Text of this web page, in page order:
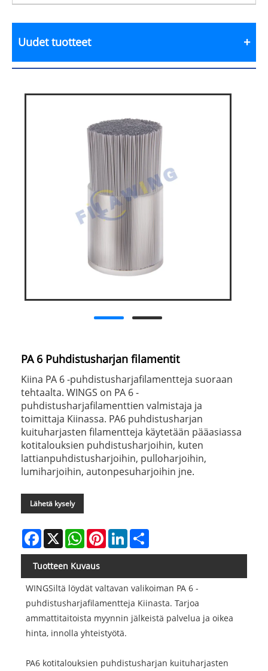
Uudet tuotteet
PA 6 Puhdistusharjan filamentit
Kiina PA 6 -puhdistusharjafilamentteja suoraan
tehtaalta. WINGS on PA 6 -
puhdistusharjafilamenttien valmistaja ja
toimittaja Kiinassa. PA6 puhdistusharjan
kuituharjasten filamentteja käytetään pääasiassa
kotitalouksien puhdistusharjoihin, kuten
lattianpuhdistusharjoihin, pulloharjoihin,
lumiharjoihin, autonpesuharjoihin jne.
Lähetä kysely
Facebook
X WhatsAppPinterestLinkedIn
Tuotteen Kuvaus
WINGSiltä löydät valtavan valikoiman PA 6 -
puhdistusharjafilamentteja Kiinasta. Tarjoa
ammattitaitoista myynnin jälkeistä palvelua ja oikea
hinta, innolla yhteistyötä.
PA6 kotitalouksien puhdistusharjan kuituharjasten